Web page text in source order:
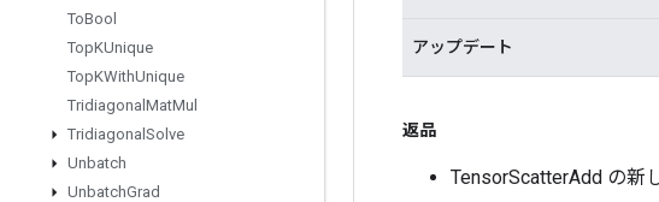
ToBool
TopKUnique
TopKWithUnique
Tridiagonal MatMul
Tridiagonal Solve
Unbatch
UnbatchGrad
アップデート
返品
TensorScatterAdd の新